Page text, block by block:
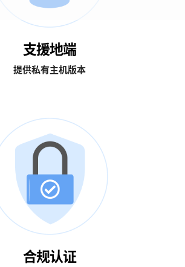
支援地端
提供私有主机版本
合规认证